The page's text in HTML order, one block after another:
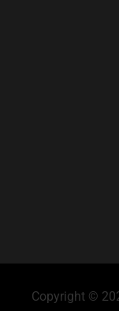
Copyright ©